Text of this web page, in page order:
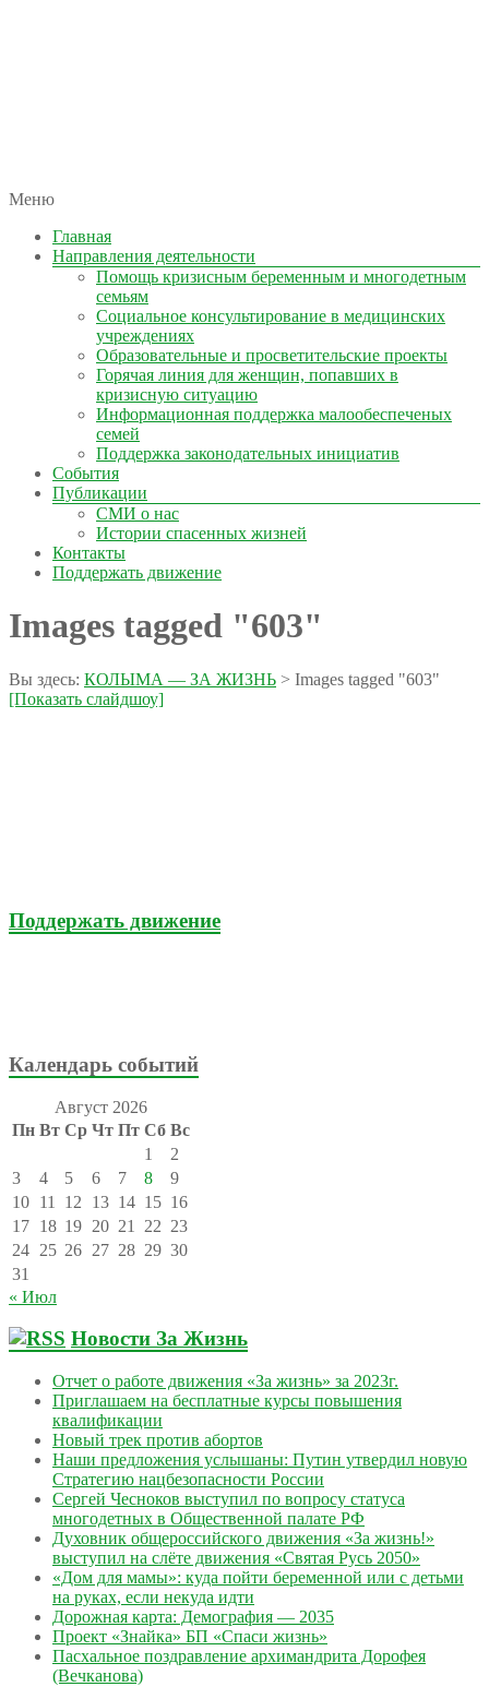
КОЛЫМА — ЗА ЖИЗНЬ
автономная некоммерческая организация
Меню
Главная
Направления деятельности
Помощь кризисным беременным и многодетным
семьям
Социальное консультирование в медицинских
учреждениях
Образовательные и просветительские проекты
Горячая линия для женщин, попавших в
кризисную ситуацию
Информационная поддержка малообеспеченых
семей
Поддержка законодательных инициатив
События
Публикации
СМИ о нас
Истории спасенных жизней
Контакты
Поддержать движение
Images tagged "603"
Вы здесь: КОЛЫМА — ЗА ЖИЗНЬ > Images tagged "603"
[Показать слайдшоу]
Поддержать движение
Календарь событий
Август 2026
Пн Вт Ср Чт Пт Сб Вс
1
2
3
4 5 6 7 8
9
10 11 12 13 14 15 16
17 18 19 20 21 22 23
24 25 26 27 28 29 30
31
« Июл
Новости За Жизнь
Отчет о работе движения «За жизнь» за 2023г.
Приглашаем на бесплатные курсы повышения
квалификации
Новый трек против абортов
Наши предложения услышаны: Путин утвердил новую
Стратегию нацбезопасности России
Сергей Чесноков выступил по вопросу статуса
многодетных в Общественной палате РФ
Духовник общероссийского движения «За жизнь!»
выступил на слёте движения «Святая Русь 2050»
«Дом для мамы»: куда пойти беременной или с детьми
на руках, если некуда идти
Дорожная карта: Демография — 2035
Проект «Знайка» БП «Спаси жизнь»
Пасхальное поздравление архимандрита Дорофея
(Вечканова)